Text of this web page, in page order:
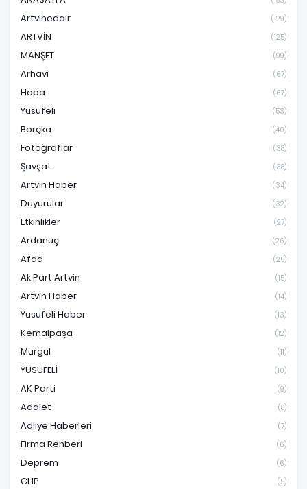
Artvinedair (129)
ARTVİN (125)
MANŞET (99)
Arhavi (67)
Hopa (67)
Yusufeli (53)
Borçka (40)
Fotoğraflar (38)
Şavşat (38)
Artvin Haber (34)
Duyurular (32)
Etkinlikler (27)
Ardanuç (26)
Afad (25)
Ak Part Artvin (15)
Artvin Haber (14)
Yusufeli Haber (13)
Kemalpaşa (12)
Murgul (11)
YUSUFELİ (10)
AK Parti (9)
Adalet (8)
Adliye Haberleri (7)
Firma Rehberi (6)
Deprem (6)
CHP (5)